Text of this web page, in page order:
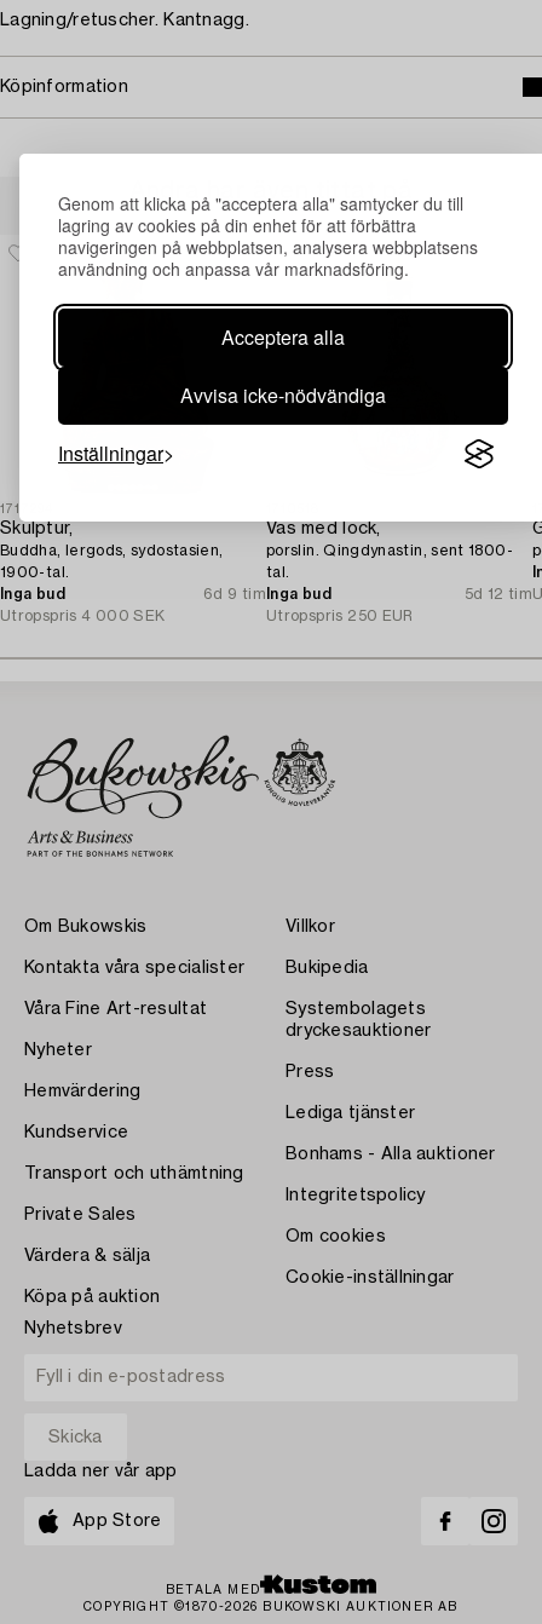
Genom att klicka på "acceptera alla" samtycker du till
lagring av cookies på din enhet för att förbättra
navigeringen på webbplatsen, analysera webbplatsens
användning och anpassa vår marknadsföring.
Acceptera alla
Avvisa icke-nödvändiga
Inställningar
Lagning/retuscher. Kantnagg.
Köpinformation
Andra har även tittat på
1717294
Skulptur,
Buddha, lergods, sydostasien,
1900-tal.
Inga bud
6d 9 tim
Utropspris 4 000 SEK
Vas med lock,
porslin. Qingdynastin, sent 1800-
tal.
Inga bud
5d 12 tim
Utropspris 250 EUR
Om Bukowskis
Kontakta våra specialister
Våra Fine Art-resultat
Nyheter
Hemvärdering
Kundservice
Transport och uthämtning
Private Sales
Värdera & sälja
Köpa på auktion
Villkor
Bukipedia
Systembolagets
dryckesauktioner
Press
Lediga tjänster
Bonhams - Alla auktioner
Integritetspolicy
Om cookies
Cookie-inställningar
Nyhetsbrev
Ladda ner vår app
App Store
BETALA MED
COPYRIGHT ©1870-2026 BUKOWSKI AUKTIONER AB